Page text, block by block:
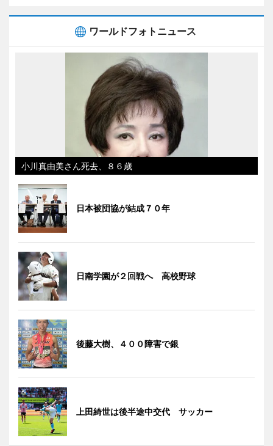
ワールドフォトニュース
小川真由美さん死去、８６歳
日本被団協が結成７０年
日南学園が２回戦へ 高校野球
後藤大樹、４００障害で銀
上田綺世は後半途中交代 サッカー